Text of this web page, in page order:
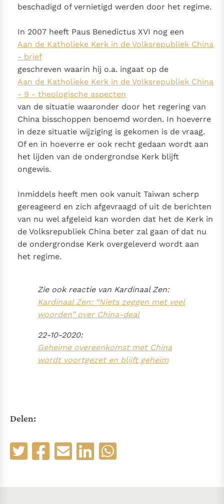
beschadigd of vernietigd werden door het regime.
In 2007 heeft Paus Benedictus XVI nog een
Aan de Katholieke Kerk in de Volksrepubliek China
- brief
geschreven waarin hij o.a. ingaat op de
Aan de Katholieke Kerk in de Volksrepubliek China
- 9 - theologische aspecten
van de situatie waaronder door het regering van
China bisschoppen benoemd worden. In hoeverre
in deze situatie wijziging is gekomen is de vraag.
Of en in hoeverre er ook recht gedaan wordt aan
het lijden van de ondergrondse Kerk blijft
ongewis.
Inmiddels heeft men ook vanuit Taiwan scherp
gereageerd en zich afgevraagd of uit de berichten
van nu wel afgeleid kan worden dat het de Kerk in
de Volksrepubliek China beter zal gaan of dat nu
de ondergrondse Kerk overgeleverd wordt aan
het regime.
Zie ook reactie van Kardinaal Zen:
Kardinaal Zen: “Niets zeggen met veel
woorden” over China-deal
22-10-2020:
Geheime overeenkomst met China
wordt voortgezet en blijft geheim
Delen: